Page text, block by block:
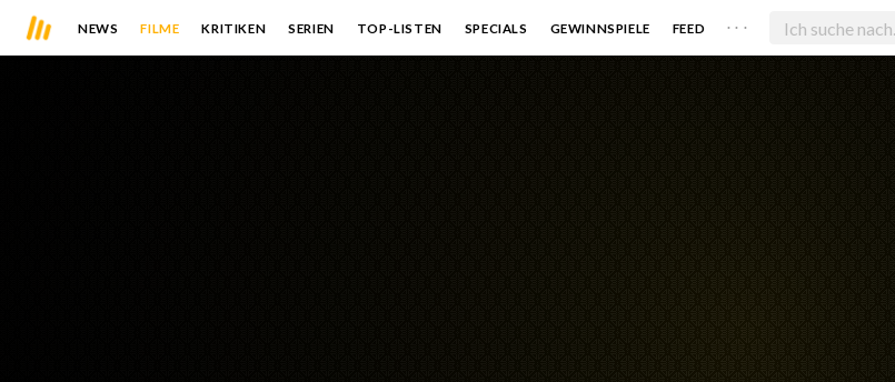
NEWS FILME KRITIKEN SERIEN TOP-LISTEN SPECIALS GEWINNSPIELE FEED . . .